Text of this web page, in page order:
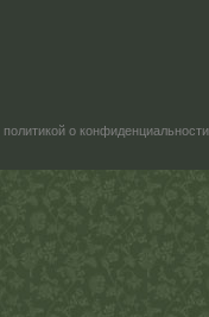
политикой о конфиденциальности